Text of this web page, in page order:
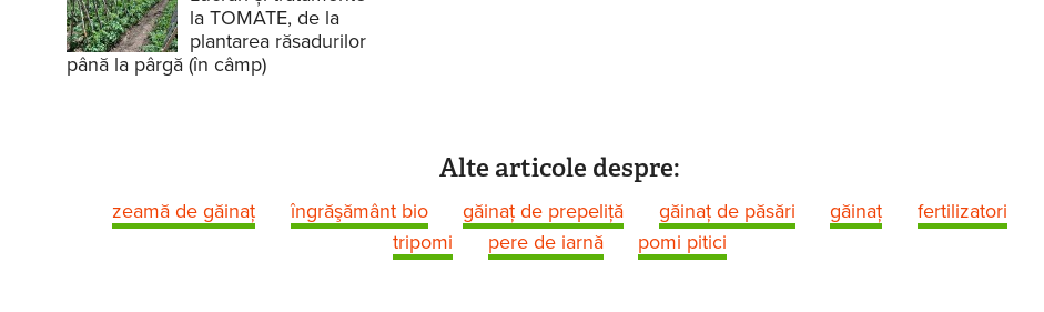
la TOMATE, de la
plantarea răsadurilor
până la pârgă (în câmp)
Alte articole despre:
zeamă de găinaţ îngrăşământ bio găinaţ de prepeliţă găinaţ de păsări găinaţ
fertilizatori
tripomi
pere de iarnă pomi pitici